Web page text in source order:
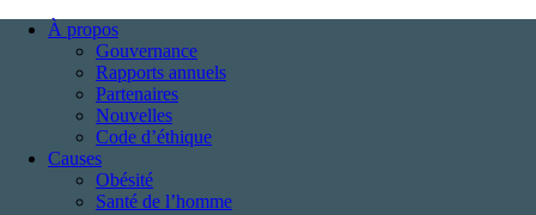
À propos
Gouvernance
Rapports annuels
Partenaires
Nouvelles
Code d’éthique
Causes
Obésité
Santé de l’homme